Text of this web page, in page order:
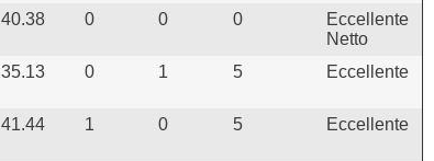
40.38 0 0 0
Eccellente
Netto
35.13 0 1 5 Eccellente
41.44 1 0 5 Eccellente